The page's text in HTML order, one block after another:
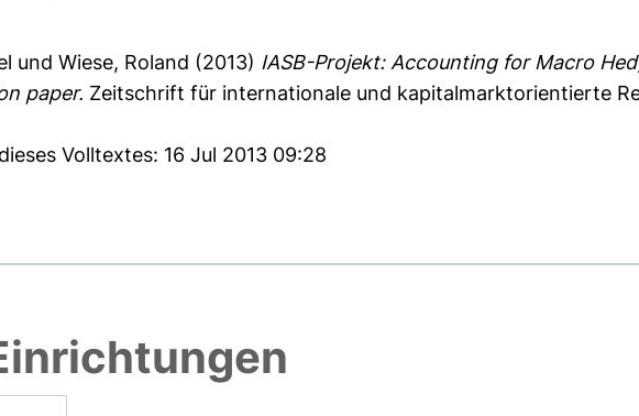
undWiese, Roland (2013) IASB-Projekt: Accounting for Macro
paper. Zeitschrift für internationale und kapitalmarktorientierte
Volltextes: 16 Jul 2013 09:28